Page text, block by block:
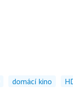
domácí kino